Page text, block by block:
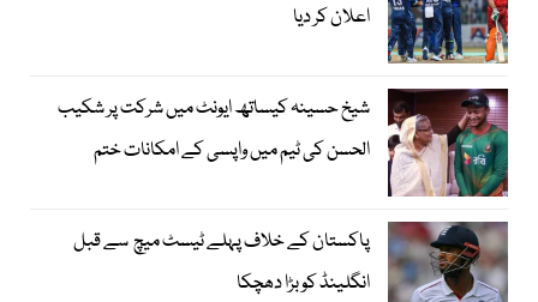
اعلان کر دیا
شیخ حسینہ کیساتھ ایونٹ میں شرکت پر شکیب
الحسن کی ٹیم میں واپسی کے امکانات ختم
پاکستان کے خلاف پہلے ٹیسٹ میچ سے قبل
انگلینڈ کو بڑا دھچکا